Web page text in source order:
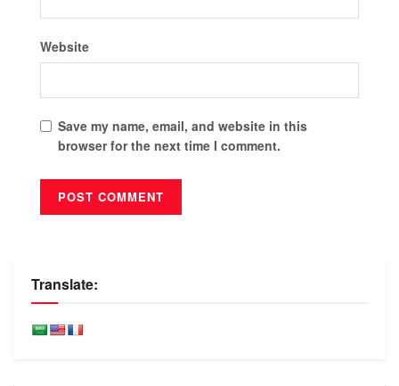
Website
Save my name, email, and website in this
browser for the next time I comment.
Translate: